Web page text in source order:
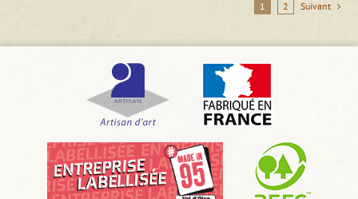
1 2 Suivant